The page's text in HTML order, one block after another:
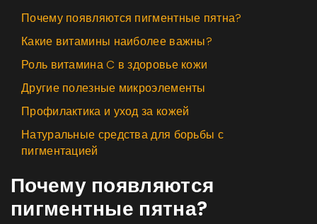
Почему появляются пигментные пятна?
Какие витамины наиболее важны?
Роль витамина C в здоровье кожи
Другие полезные микроэлементы
Профилактика и уход за кожей
Натуральные средства для борьбы с
пигментацией
Почему появляются
пигментные пятна?